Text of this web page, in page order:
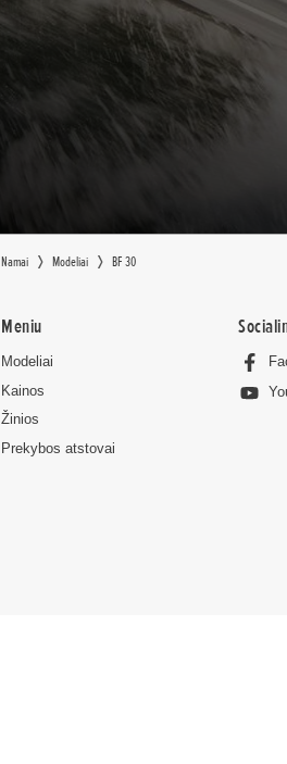
Namai Modeliai BF 30
Meniu
Modeliai
Kainos
Žinios
Prekybos atstovai